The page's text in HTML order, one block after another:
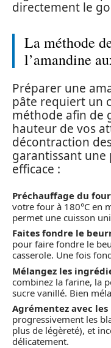
directement le
La méthode
l’amandine
Préparer une
pâte requiert un
méthode afin de
hauteur de vos
décontraction
garantissant
efficace :
Préchauffage du four
votre four à 180°C en
permet une cuisson
Faites fondre le
pour faire fondre le
casserole. Une fois
Mélangez les
combinez la farine, la
sucre vanillé. Bien
Agrémentez avec les
progressivement les
plus de légèreté), et
délicatement.